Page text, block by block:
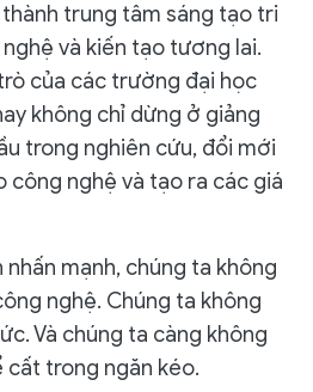
trung tâm sáng tạo tri
và kiến tạo tương lai.
của các trường đại học
không chỉ dừng ở giảng
trong nghiên cứu, đổi mới
công nghệ và tạo ra các giá
nhấn mạnh, chúng ta không
nghệ. Chúng ta không
Và chúng ta càng không
cất trong ngăn kéo.